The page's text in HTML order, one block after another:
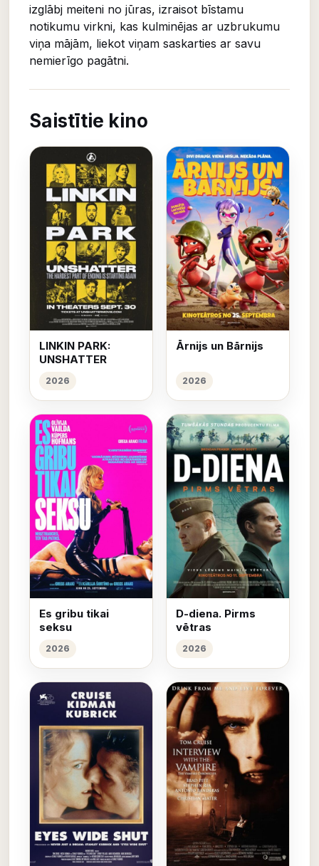
izglābj meiteni no jūras, izraisot bīstamu
notikumu virkni, kas kulminējas ar uzbrukumu
viņa mājām, liekot viņam saskarties ar savu
nemierīgo pagātni.
Saistītie kino
LINKIN PARK:
UNSHATTER
2026
Ārnijs un Bārnijs
2026
Es gribu tikai
seksu
2026
D-diena. Pirms
vētras
2026